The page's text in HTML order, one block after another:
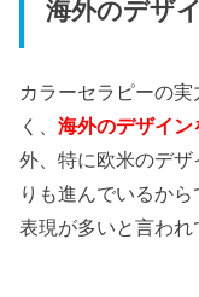
海外のデザ
カラーセラピーの
く、海外のデザイ
外、特に欧米のデ
りも進んでいるか
表現が多いと言われ